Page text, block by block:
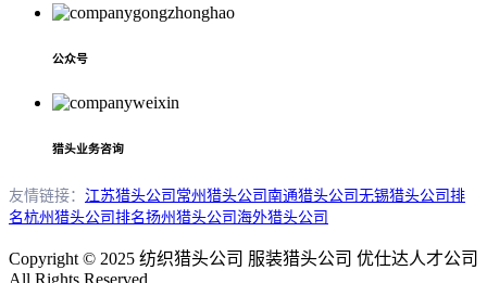
公众号
猎头业务咨询
友情链接： 江苏猎头公司 常州猎头公司 南通猎头公司 无锡猎头公司排
名杭州猎头公司排名扬州猎头公司 海外猎头公司
Copyright © 2025 纺织猎头公司 服装猎头公司 优仕达人才公司